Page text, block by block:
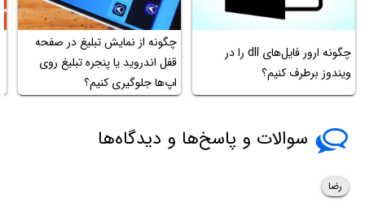
چگونه ارور فایل‌های dll را در
ویندوز برطرف کنیم؟
چگونه از نمایش تبلیغ در صفحه
قفل اندروید یا پنجره تبلیغ روی
اپ‌ها جلوگیری کنیم؟
سوالات و پاسخ‌ها و دیدگاه‌ها
رضا